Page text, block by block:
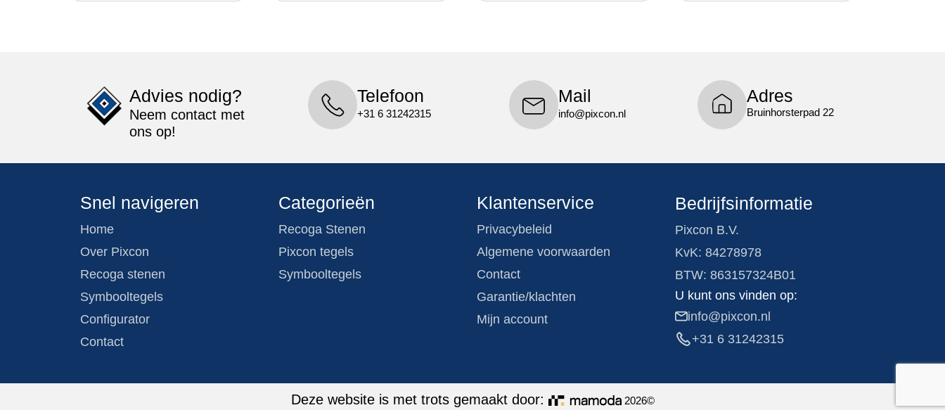
Advies nodig?
Neem contact met
ons op!
Telefoon
+31 6 31242315
Mail
info@pixcon.nl
Adres
Bruinhorsterpad 22
Snel navigeren
Home
Over Pixcon
Recoga stenen
Symbooltegels
Configurator
Contact
Categorieën
Recoga Stenen
Pixcon tegels
Symbooltegels
Klantenservice
Privacybeleid
Algemene voorwaarden
Contact
Garantie/klachten
Mijn account
Bedrijfsinformatie
Pixcon B.V.
KvK: 84278978
BTW: 863157324B01
U kunt ons vinden op:
info@pixcon.nl
+31 6 31242315
Deze website is met trots gemaakt door: 2026©